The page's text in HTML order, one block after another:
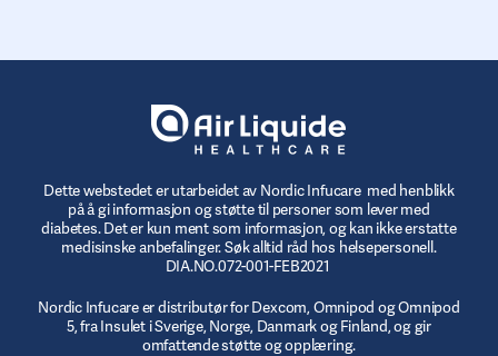
Dette webstedet er utarbeidet av Nordic Infucare med henblikk
på å gi informasjon og støtte til personer som lever med
diabetes. Det er kun ment som informasjon, og kan ikke erstatte
medisinske anbefalinger. Søk alltid råd hos helsepersonell.
DIA.NO.072-001-FEB2021
Nordic Infucare er distributør for Dexcom, Omnipod og Omnipod
5, fra Insulet i Sverige, Norge, Danmark og Finland, og gir
omfattende støtte og opplæring.